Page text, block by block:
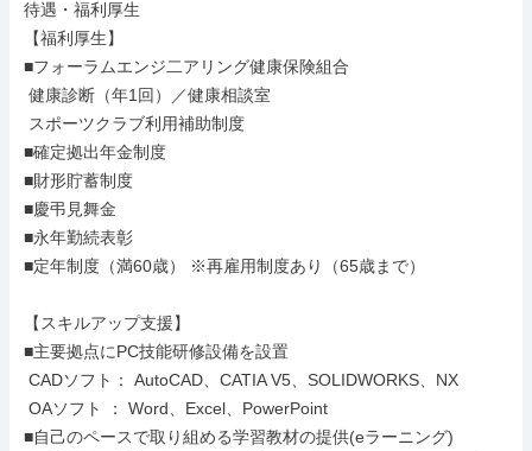
待遇・福利厚生
【福利厚生】
■フォーラムエンジ二アリング健康保険組合
■確定拠出年金制度
■財形貯蓄制度
■慶弔見舞金
■永年勤続表彰
■定年制度（満60歳） ※再雇用制度あり（65歳まで）
【スキルアップ支援】
■主要拠点にPC技能研修設備を設置
■自己のペースで取り組める学習教材の提供(eラーニング)